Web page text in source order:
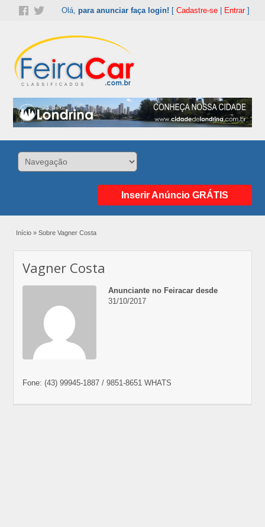
Olá, para anunciar faça login! [ Cadastre-se| Entrar]
Inserir Anúncio GRÁTIS
Início » Sobre Vagner Costa
Vagner Costa
Anunciante no Feiracar desde
31/10/2017
Fone: (43) 99945-1887 / 9851-8651 WHATS